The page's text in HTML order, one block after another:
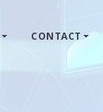
CONTACT